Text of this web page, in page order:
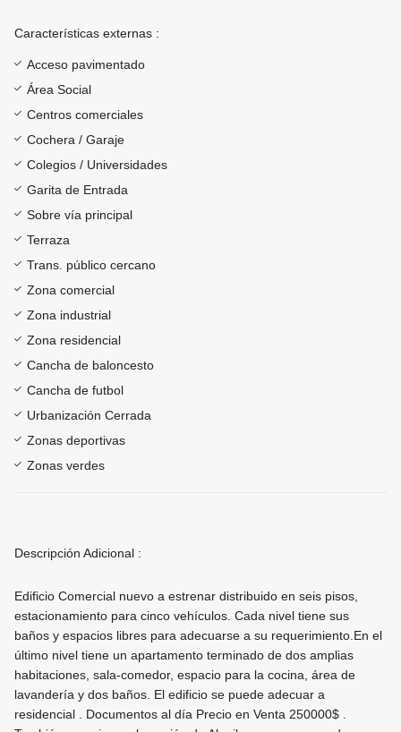
Características externas :
Acceso pavimentado
Área Social
Centros comerciales
Cochera / Garaje
Colegios / Universidades
Garita de Entrada
Sobre vía principal
Terraza
Trans. público cercano
Zona comercial
Zona industrial
Zona residencial
Cancha de baloncesto
Cancha de futbol
Urbanización Cerrada
Zonas deportivas
Zonas verdes
Descripción Adicional :
Edificio Comercial nuevo a estrenar distribuido en seis pisos,
estacionamiento para cinco vehículos. Cada nivel tiene sus
baños y espacios libres para adecuarse a su requerimiento.En el
último nivel tiene un apartamento terminado de dos amplias
habitaciones, sala-comedor, espacio para la cocina, área de
lavandería y dos baños. El edificio se puede adecuar a
residencial . Documentos al día Precio en Venta 250000$ .